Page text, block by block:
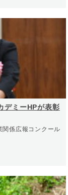
デミーHPが表彰
係広報コンクール